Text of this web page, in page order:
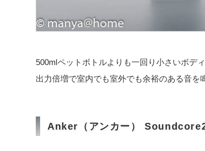
500mlペットボトルよりも一回り小さいボデ
出力倍増で室内でも室外でも余裕のある音を
Anker（アンカー）